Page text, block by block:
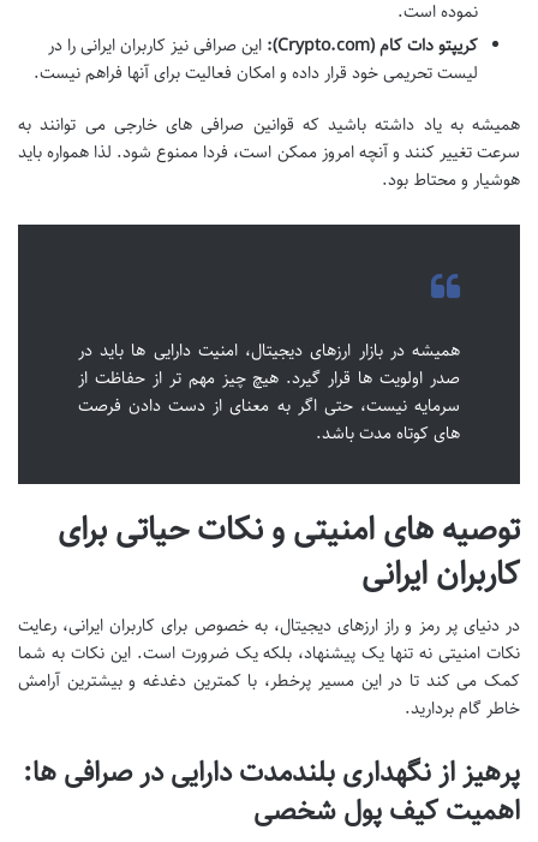
نموده است.
کریپتو دات کام (Crypto.com):
این صرافی نیز کاربران ایرانی را در
لیست تحریمی خود قرار داده و امکان فعالیت برای آنها فراهم نیست.
همیشه به یاد داشته باشید که قوانین صرافی های خارجی می توانند به
سرعت تغییر کنند و آنچه امروز ممکن است، فردا ممنوع شود. لذا همواره باید
هوشیار و محتاط بود.
همیشه در بازار ارزهای دیجیتال، امنیت دارایی ها باید در
صدر اولویت ها قرار گیرد. هیچ چیز مهم تر از حفاظت از
سرمایه نیست، حتی اگر به معنای از دست دادن فرصت
های کوتاه مدت باشد.
توصیه های امنیتی و نکات حیاتی برای
کاربران ایرانی
در دنیای پر رمز و راز ارزهای دیجیتال، به خصوص برای کاربران ایرانی، رعایت
نکات امنیتی نه تنها یک پیشنهاد، بلکه یک ضرورت است. این نکات به شما
کمک می کند تا در این مسیر پرخطر، با کمترین دغدغه و بیشترین آرامش
خاطر گام بردارید.
پرهیز از نگهداری بلندمدت دارایی در صرافی ها:
اهمیت کیف پول شخصی